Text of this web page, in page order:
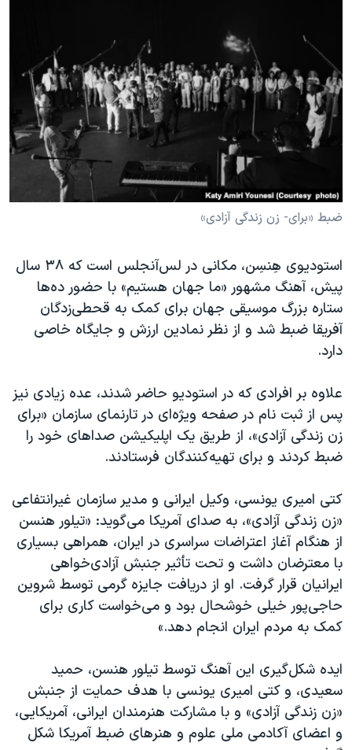
ضبط «برای- زن زندگی آزادی»
استودیوی هِنسِن، مکانی در لس‌آنجلس است که ۳۸ سال
پیش، آهنگ مشهور «ما جهان هستیم» با حضور ده‌ها
ستاره بزرگ موسیقی جهان برای کمک به قحطی‌زدگان
آفریقا ضبط شد و از نظر نمادین ارزش و جایگاه خاصی
دارد.
علاوه بر افرادی که در استودیو حاضر شدند، عده زیادی نیز
پس از ثبت نام در صفحه ویژه‌ای در تارنمای سازمان «برای
زن زندگی آزادی»، از طریق یک اپلیکیشن صداهای خود را
ضبط کردند و برای تهیه‌کنندگان فرستادند.
کتی امیری یونسی، وکیل ایرانی و‌ مدیر سازمان غیرانتفاعی
«زن زندگی آزادی»، به صدای آمریکا می‌گوید: «تیلور هنسن
از هنگام آغاز اعتراضات سراسری در ایران، همراهی بسیاری
با معترضان داشت و تحت تأثیر جنبش آزادی‌خواهی
ایرانیان قرار گرفت. او از دریافت جایزه گرمی توسط شروین
حاجی‌پور خیلی خوشحال بود و می‌خواست کاری برای
کمک به مردم ایران انجام دهد.»
ایده شکل‌گیری این آهنگ توسط تیلور هنسن، حمید
سعیدی، و کتی امیری یونسی با هدف حمایت از جنبش
«زن زندگی آزادی» و با مشارکت هنرمندان ایرانی، آمریکایی،
و اعضای آکادمی ملی علوم و هنرهای ضبط آمریکا شکل